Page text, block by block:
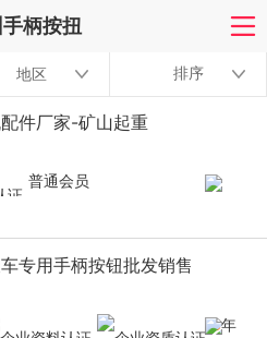
柄按扭
地区 排序
件厂家-矿山起重
普通会员
专用手柄按钮批发销售
9年